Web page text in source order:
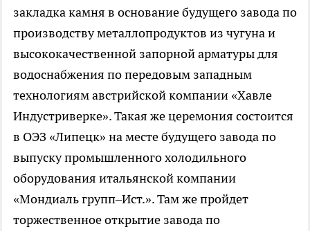
закладка камня в основание будущего завода по
производству металлопродуктов из чугуна и
высококачественной запорной арматуры для
водоснабжения по передовым западным
технологиям австрийской компании «Хавле
Индустриверке». Такая же церемония состоится
в ОЭЗ «Липецк» на месте будущего завода по
выпуску промышленного холодильного
оборудования итальянской компании
«Мондиаль групп–Ист.». Там же пройдет
торжественное открытие завода по